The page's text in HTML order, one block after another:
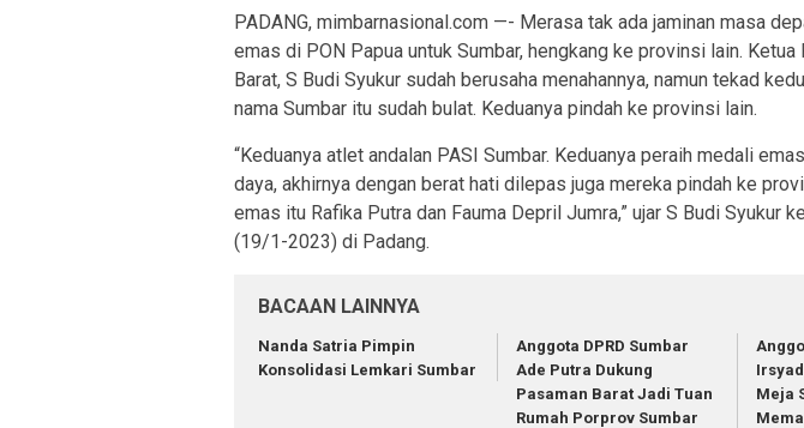
PADANG, mimbarnasional.com —- Merasa tak ada jaminan masa
emas di PON Papua untuk Sumbar, hengkang ke provinsi lain.
Barat, S Budi Syukur sudah berusaha menahannya, namun tekad
nama Sumbar itu sudah bulat. Keduanya pindah ke provinsi lain.
“Keduanya atlet andalan PASI Sumbar. Keduanya peraih medali
daya, akhirnya dengan berat hati dilepas juga mereka pindah ke
emas itu Rafika Putra dan Fauma Depril Jumra,” ujar S Budi Syukur
(19/1-2023) di Padang.
BACAAN LAINNYA
Nanda Satria Pimpin
Konsolidasi Lemkari Sumbar
Anggota DPRD Sumbar
Ade Putra Dukung
Pasaman Barat Jadi Tuan
Rumah Porprov Sumbar
Meja